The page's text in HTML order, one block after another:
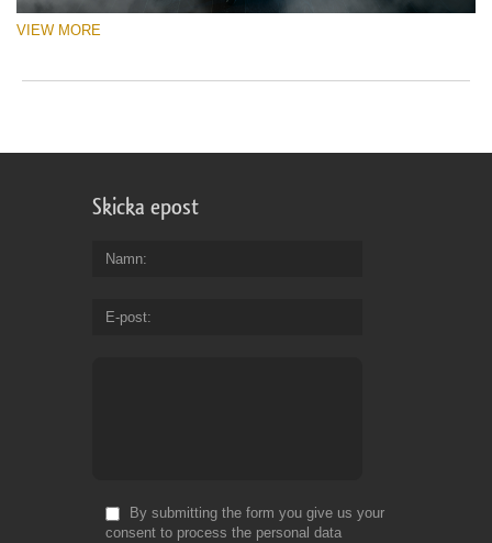
VIEW MORE
Skicka epost
Namn
E-post
By submitting the form you give us your
consent to process the personal data